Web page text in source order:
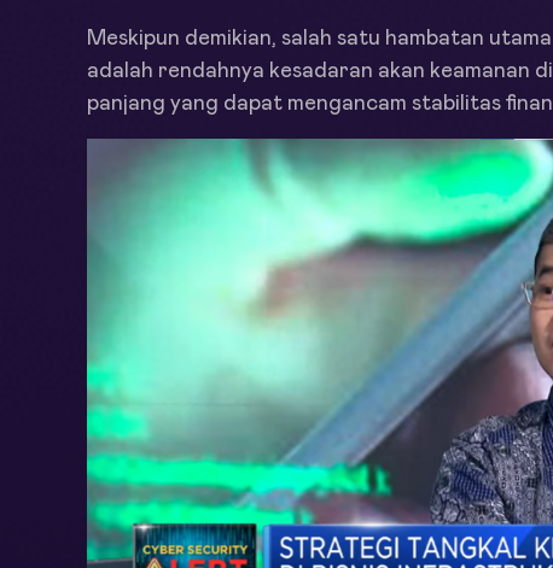
Meskipun demikian, salah satu hambatan
adalah rendahnya kesadaran akan keamanan
panjang yang dapat mengancam stabilitas